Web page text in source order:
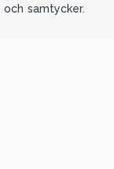
och samtycker.